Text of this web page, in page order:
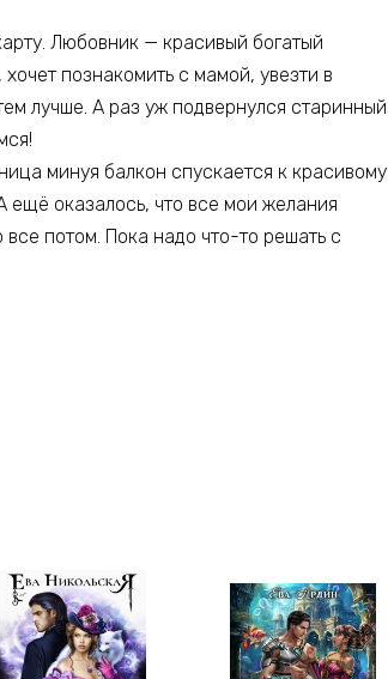
Любовник — красивый богатый
познакомить с мамой, увезти в
лучше. А раз уж подвернулся старинный
минуя балкон спускается к красивому
ещё оказалось, что все мои желания
потом. Пока надо что-то решать с